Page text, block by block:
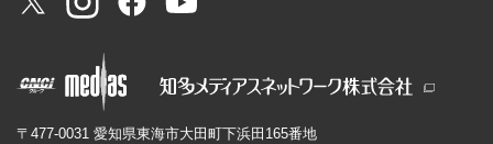
〒477-0031 愛知県東海市大田町下浜田165番地